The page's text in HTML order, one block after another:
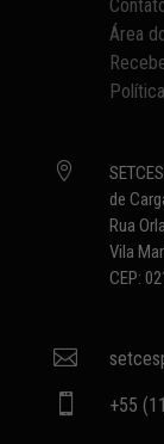
Área

de
Rua
Vila
CEP:

 +55